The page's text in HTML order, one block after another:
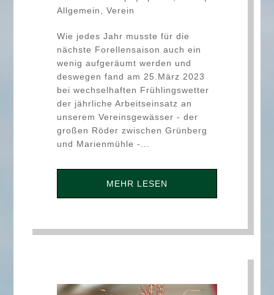
Allgemein
Verein
Wie jedes Jahr musste für die
nächste Forellensaison auch ein
wenig aufgeräumt werden und
deswegen fand am 25.März 2023
bei wechselhaften Frühlingswetter
der jährliche Arbeitseinsatz an
unserem Vereinsgewässer - der
großen Röder zwischen Grünberg
und Marienmühle -...
MEHR LESEN